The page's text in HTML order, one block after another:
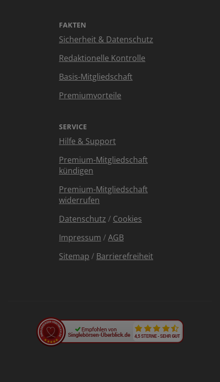
FAKTEN
Sicherheit & Datenschutz
Redaktionelle Kontrolle
Basis-Mitgliedschaft
Premiumvorteile
SERVICE
Hilfe & Support
Premium-Mitgliedschaft
kündigen
Premium-Mitgliedschaft
widerrufen
Datenschutz / Cookies
Impressum /AGB
Sitemap / Barrierefreiheit